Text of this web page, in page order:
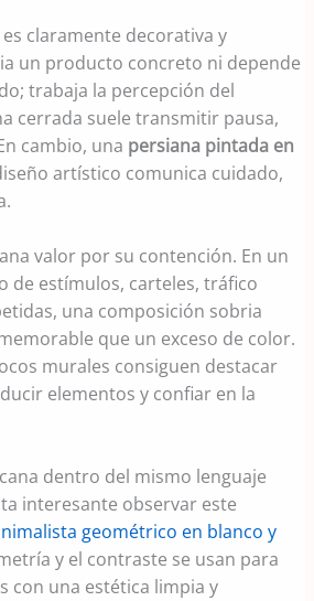
claramente decorativa y
un producto concreto ni depende
trabaja la percepción del
cerrada suele transmitir pausa,
cambio, una persiana pintada en
artístico comunica cuidado,
valor por su contención. En un
de estímulos, carteles, tráfico
una composición sobria
que un exceso de color.
murales consiguen destacar
elementos y confiar en la
dentro del mismo lenguaje
interesante observar este
geométrico en blanco y
y el contraste se usan para
con una estética limpia y